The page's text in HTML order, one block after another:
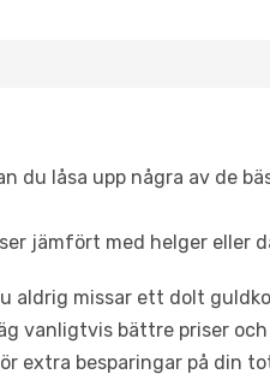
du låsa upp några av de
jämfört med helger eller
aldrig missar ett dolt
vanligtvis bättre priser
extra besparingar på din